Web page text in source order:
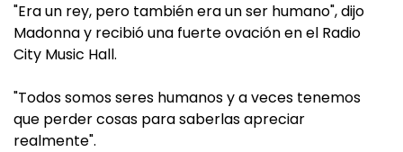
"Era un rey, pero también era un ser humano", dijo
Madonna y recibió una fuerte ovación en el Radio
City Music Hall.
"Todos somos seres humanos y a veces tenemos
que perder cosas para saberlas apreciar
realmente".